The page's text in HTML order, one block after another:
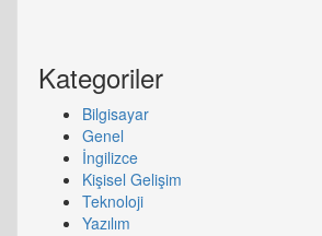
Kategoriler
Bilgisayar
Genel
İngilizce
Kişisel Gelişim
Teknoloji
Yazılım